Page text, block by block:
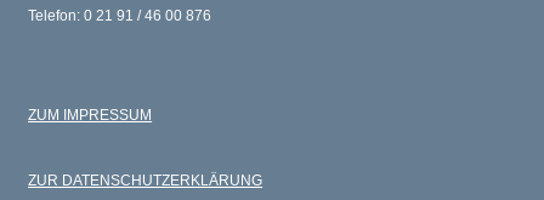
Telefon: 0 21 91 / 46 00 876
ZUM IMPRESSUM
ZUR DATENSCHUTZERKLÄRUNG